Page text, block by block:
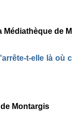
Médiathèque de
t-elle là où
Montargis